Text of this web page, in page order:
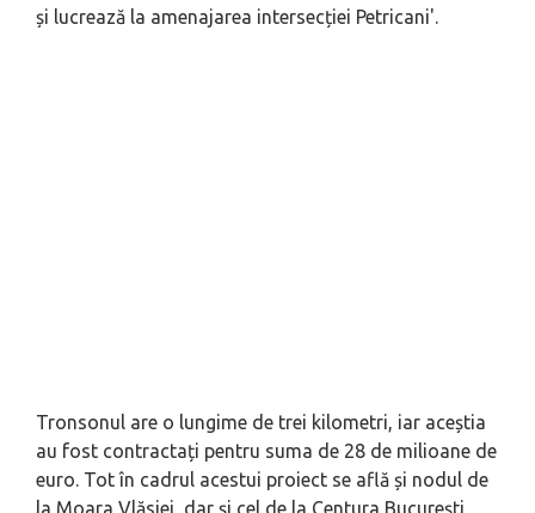
și lucrează la amenajarea intersecției Petricani'.
Tronsonul are o lungime de trei kilometri, iar aceștia
au fost contractați pentru suma de 28 de milioane de
euro. Tot în cadrul acestui proiect se află și nodul de
la Moara Vlăsiei, dar și cel de la Centura București,